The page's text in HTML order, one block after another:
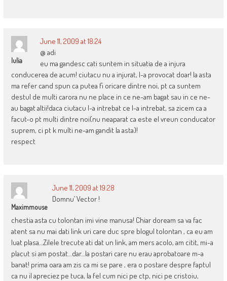
Iulia
June 11, 2009 at 18:24
@ adi
eu ma gandesc cati suntem in situatia de a injura
conducerea de acum! ciutacu nu a injurat, l-a provocat doar! la asta
ma refer cand spun ca putea fi oricare dintre noi, pt ca suntem
destul de multi carora nu ne place in ce ne-am bagat sau in ce ne-
au bagat altii!daca ciutacu l-a intrebat ce l-a intrebat, sa zicem ca a
facut-o pt multi dintre noi(nu neaparat ca este el vreun conducator
suprem, ci pt k multi ne-am gandit la asta)!
respect
Maximmouse
June 11, 2009 at 19:28
Domnu’ Vector !
chestia asta cu tolontan imi vine manusa! Chiar doream sa va fac
atent sa nu mai dati link uri care duc spre blogul tolontan , ca eu am
luat plasa…Zilele trecute ati dat un link, am mers acolo, am citit, mi-a
placut si am postat…dar…la postari care nu erau aprobatoare m-a
banat! prima oara am zis ca mi se pare , era o postare despre faptul
ca nu il apreciez pe tuca, la fel cum nici pe ctp, nici pe cristoiu,